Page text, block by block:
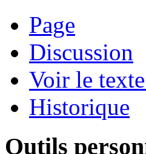
Page
Discussion
Voir le
Historique
Outils